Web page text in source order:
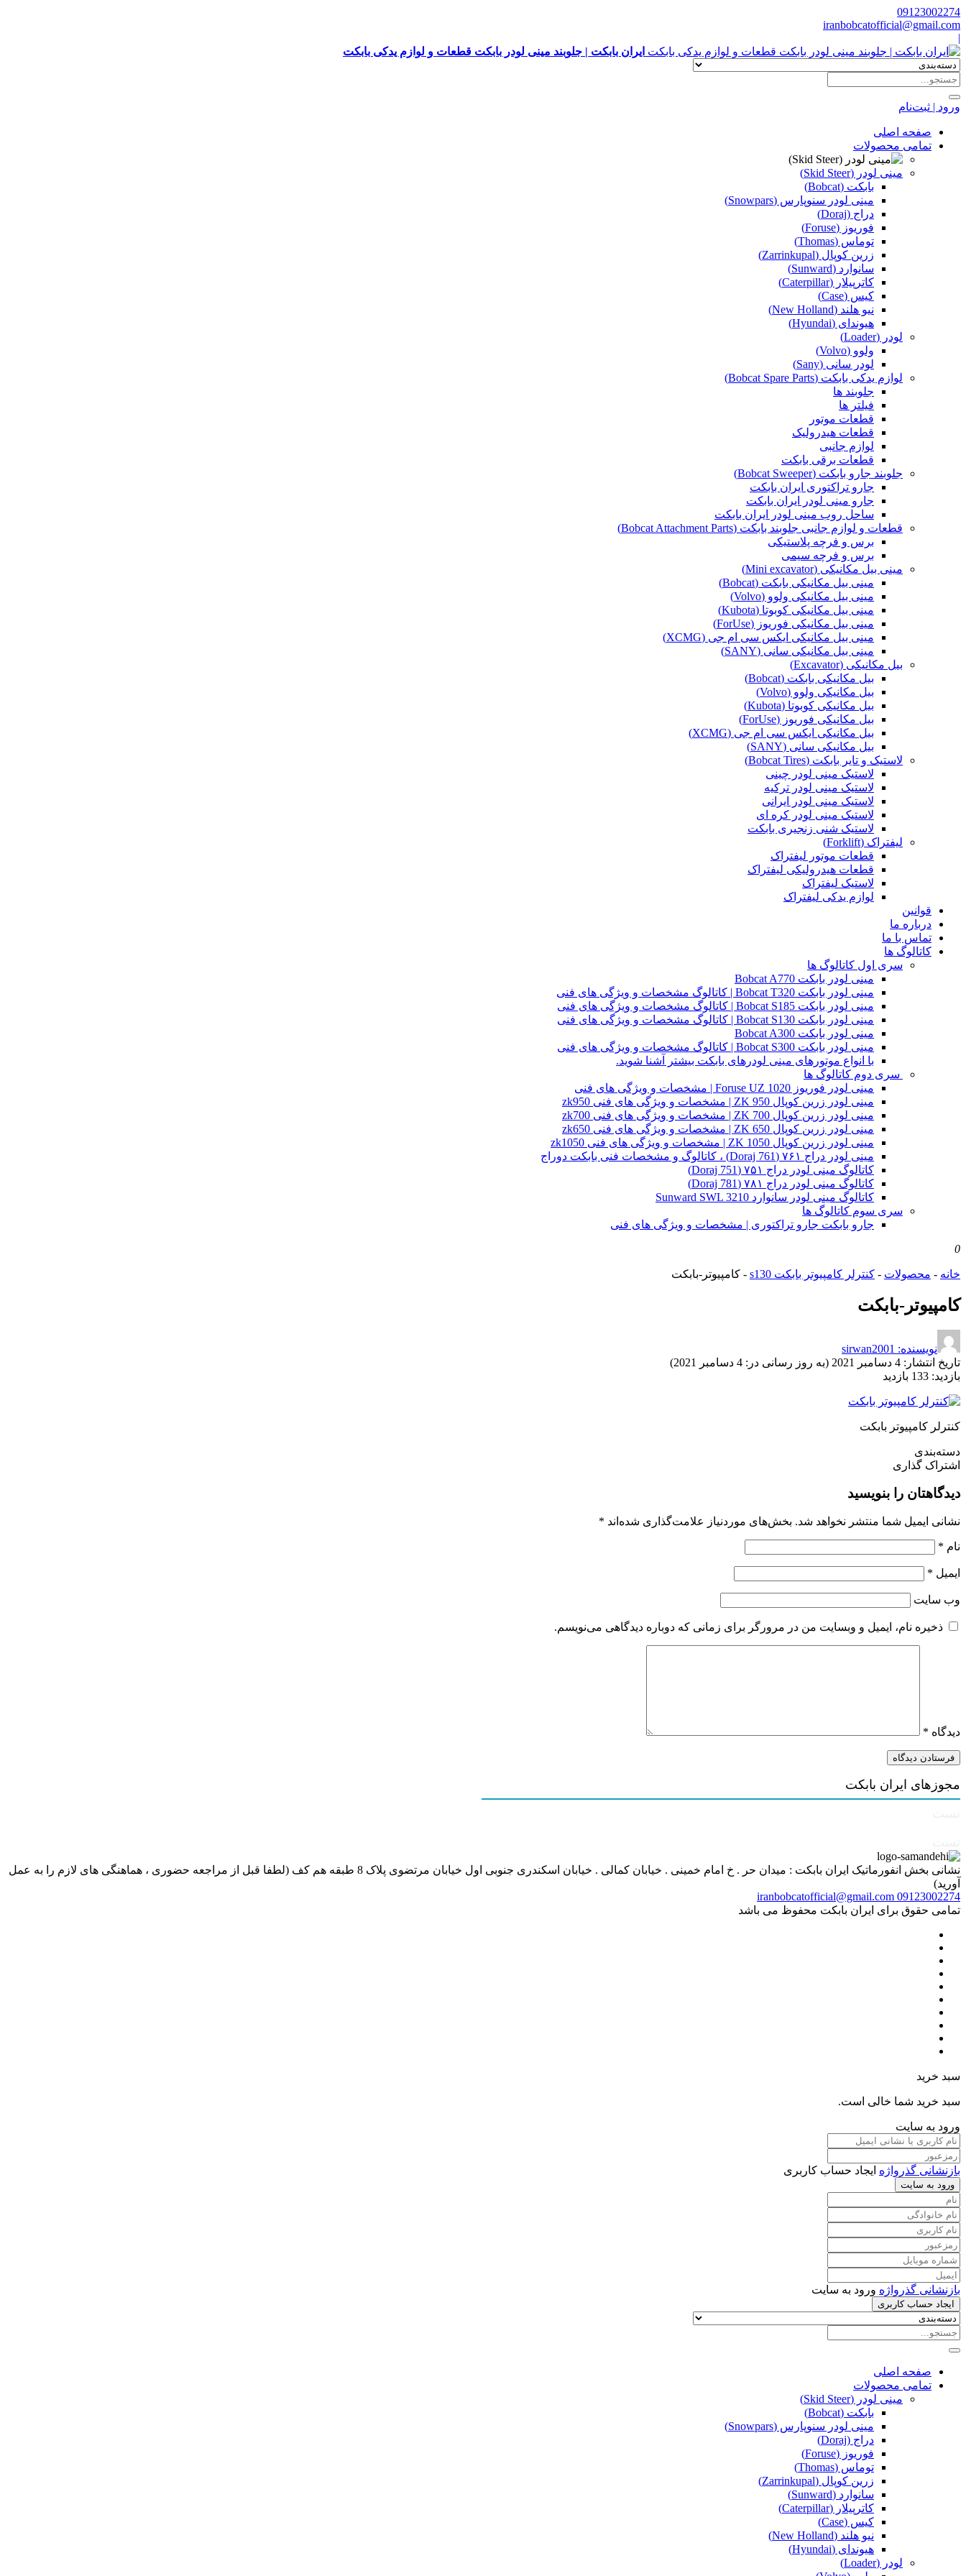
09123002274
iranbobcatofficial@gmail.com
|
ایران بابکت | جلوبند مینی لودر بابکت قطعات و لوازم یدکی بابکت
ورود | ثبت‌نام
صفحه اصلی
تمامی محصولات
مینی لودر (Skid Steer)
بابکت (Bobcat)
مینی لودر سنوپارس (Snowpars)
دراج (Doraj)
فوریوز (Foruse)
توماس (Thomas)
زرین کوپال (Zarrinkupal)
سانوارد (Sunward)
کاترپیلار (Caterpillar)
کیس (Case)
نیو هلند (New Holland)
هیوندای (Hyundai)
لودر (Loader)
ولوو (Volvo)
لودر سانی (Sany)
لوازم یدکی بابکت (Bobcat Spare Parts)
جلوبند ها
فیلتر ها
قطعات موتور
قطعات هیدرولیک
لوازم جانبی
قطعات برقی بابکت
جلوبند جارو بابکت (Bobcat Sweeper)
جارو تراکتوری ایران بابکت
جارو مینی لودر ایران بابکت
ساحل روب مینی لودر ایران بابکت
قطعات و لوازم جانبی جلوبند بابکت (Bobcat Attachment Parts)
برس و فرچه پلاستیکی
برس و فرچه سیمی
مینی بیل مکانیکی (Mini excavator)
مینی بیل مکانیکی بابکت (Bobcat)
مینی بیل مکانیکی ولوو (Volvo)
مینی بیل مکانیکی کوبوتا (Kubota)
مینی بیل مکانیکی فوریوز (ForUse)
مینی بیل مکانیکی ایکس سی ام جی (XCMG)
مینی بیل مکانیکی سانی (SANY)
بیل مکانیکی (Excavator)
بیل مکانیکی بابکت (Bobcat)
بیل مکانیکی ولوو (Volvo)
بیل مکانیکی کوبوتا (Kubota)
بیل مکانیکی فوریوز (ForUse)
بیل مکانیکی ایکس سی ام جی (XCMG)
بیل مکانیکی سانی (SANY)
لاستیک و تایر بابکت (Bobcat Tires)
لاستیک مینی لودر چینی
لاستیک مینی لودر ترکیه
لاستیک مینی لودر ایرانی
لاستیک مینی لودر کره ای
لاستیک شنی زنجیری بابکت
لیفتراک (Forklift)
قطعات موتور لیفتراک
قطعات هیدرولیکی لیفتراک
لاستیک لیفتراک
لوازم یدکی لیفتراک
قوانین
درباره ما
تماس با ما
کاتالوگ ها
سری اول کاتالوگ ها
مینی لودر بابکت Bobcat A770
مینی لودر بابکت Bobcat T320 | کاتالوگ مشخصات و ویژگی های فنی
مینی لودر بابکت Bobcat S185 | کاتالوگ مشخصات و ویژگی های فنی
مینی لودر بابکت Bobcat S130 | کاتالوگ مشخصات و ویژگی های فنی
مینی لودر بابکت Bobcat A300
مینی لودر بابکت Bobcat S300 | کاتالوگ مشخصات و ویژگی های فنی
با انواع موتورهای مینی لودرهای بابکت بیشتر آشنا شوید.
سری دوم کاتالوگ ها
مینی لودر فوریوز Foruse UZ 1020 | مشخصات و ویژگی های فنی
مینی لودر زرین کوپال ZK 950 | مشخصات و ویژگی های فنی zk950
مینی لودر زرین کوپال ZK 700 | مشخصات و ویژگی های فنی zk700
مینی لودر زرین کوپال ZK 650 | مشخصات و ویژگی های فنی zk650
مینی لودر زرین کوپال ZK 1050 | مشخصات و ویژگی های فنی zk1050
مینی لودر دراج ۷۶۱ (Doraj 761) ، کاتالوگ و مشخصات فنی بابکت دوراج
کاتالوگ مینی لودر دراج ۷۵۱ (Doraj 751)
کاتالوگ مینی لودر دراج ۷۸۱ (Doraj 781)
کاتالوگ مینی لودر سانوارد Sunward SWL 3210
سری سوم کاتالوگ ها
جارو بابکت جارو تراکتوری | مشخصات و ویژگی های فنی
0
خانه - محصولات - کنترلر کامپیوتر بابکت s130 - کامپیوتر-بابکت
کامپیوتر-بابکت
نویسنده: sirwan2001
تاریخ انتشار: 4 دسامبر 2021 (به روز رسانی در: 4 دسامبر 2021)
بازدید: 133 بازدید
کنترلر کامپیوتر بابکت
دسته‌بندی
اشتراک گذاری
دیدگاهتان را بنویسید
نشانی ایمیل شما منتشر نخواهد شد. بخش‌های موردنیاز علامت‌گذاری شده‌اند *
نام *
ایمیل *
وب‌ سایت
ذخیره نام، ایمیل و وبسایت من در مرورگر برای زمانی که دوباره دیدگاهی می‌نویسم.
دیدگاه *
مجوزهای ایران بابکت
نشانی بخش انفورماتیک ایران بابکت : میدان حر . خ امام خمینی . خیابان کمالی . خیابان اسکندری جنوبی اول خیابان مرتضوی پلاک 8 طبقه هم کف (لطفا قبل از مراجعه حضوری ، هماهنگی های لازم را به عمل
آورید)
09123002274
iranbobcatofficial@gmail.com
تمامی حقوق برای ایران بابکت محفوظ می باشد
سبد خرید
سبد خرید شما خالی است.
ورود به سایت
بازنشانی گذرواژه ایجاد حساب کاربری
ورود به سایت
بازنشانی گذرواژه ورود به سایت
ایجاد حساب کاربری
صفحه اصلی
تمامی محصولات
مینی لودر (Skid Steer)
بابکت (Bobcat)
مینی لودر سنوپارس (Snowpars)
دراج (Doraj)
فوریوز (Foruse)
توماس (Thomas)
زرین کوپال (Zarrinkupal)
سانوارد (Sunward)
کاترپیلار (Caterpillar)
کیس (Case)
نیو هلند (New Holland)
هیوندای (Hyundai)
لودر (Loader)